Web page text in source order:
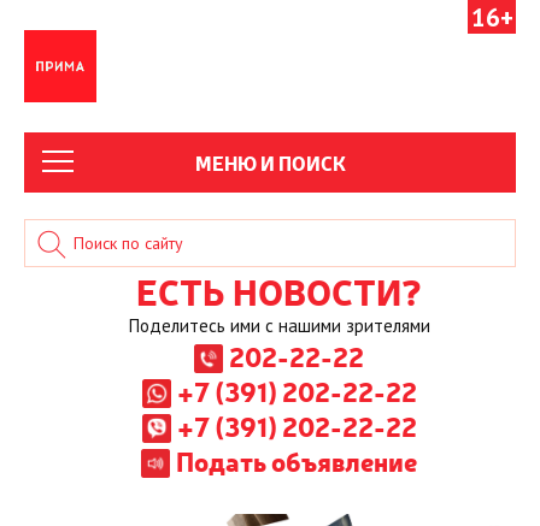
16+
МЕНЮ И ПОИСК
ЕСТЬ НОВОСТИ?
Поделитесь ими с нашими зрителями
202-22-22
+7 (391) 202-22-22
+7 (391) 202-22-22
Подать объявление